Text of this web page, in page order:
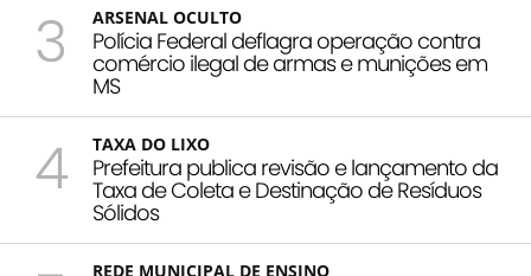
3 ARSENAL OCULTO
Polícia Federal deflagra operação contra
comércio ilegal de armas e munições em
MS
4 TAXA DO LIXO
Prefeitura publica revisão e lançamento da
Taxa de Coleta e Destinação de Resíduos
Sólidos
REDE MUNICIPAL DE ENSINO